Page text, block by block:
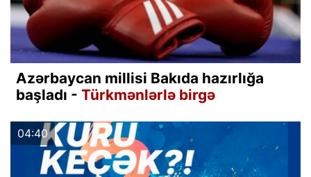
Azərbaycan millisi Bakıda hazırlığa
başladı - Türkmənlərlə birgə
04:40